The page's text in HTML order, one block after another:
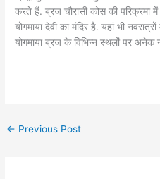
करते हैं. ब्रज चौरासी कोस की परिक्रमा
योगमाया देवी का मंदिर है. यहां भी
योगमाया ब्रज के विभिन्न स्थलों पर अनेक
← Previous Post